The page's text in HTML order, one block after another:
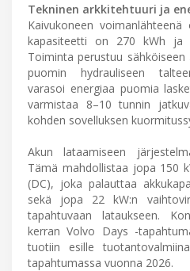
Tekninen arkkitehtuuri ja
Kaivukoneen
kapasiteetti on 270 kWh ja
Toiminta perustuu
puomin hydrauliseen
varasoi energiaa puomia
varmistaa 8–10 tunnin
kohden sovelluksen
Akun lataamiseen
Tämä mahdollistaa jopa 150
(DC), joka palauttaa
sekä jopa 22 kW:n
tapahtuvaan lataukseen.
kerran Volvo Days -
tuotiin esille
tapahtumassa vuonna 2026.